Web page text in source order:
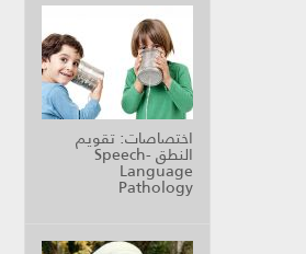
اختصاصات: تقويم
النطق Speech-
Language
Pathology